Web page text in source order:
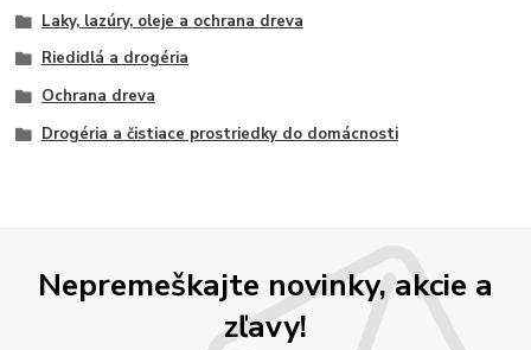
Laky, lazúry, oleje a ochrana dreva
Riedidlá a drogéria
Ochrana dreva
Drogéria a čistiace prostriedky do domácnosti
Nepremeškajte novinky, akcie a
zľavy!